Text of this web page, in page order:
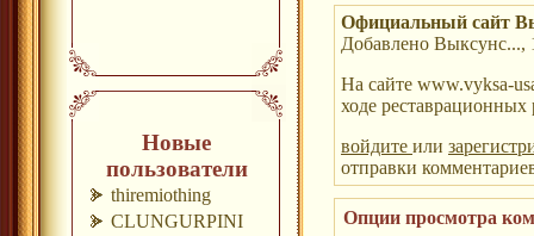
Новые
пользователи
thiremiothing
CLUNGURPINI
Официальный сайт
Добавлено Выксунс...,
На сайте www.vyksa-
ходе
войдите или
отправки
Опции просмотра